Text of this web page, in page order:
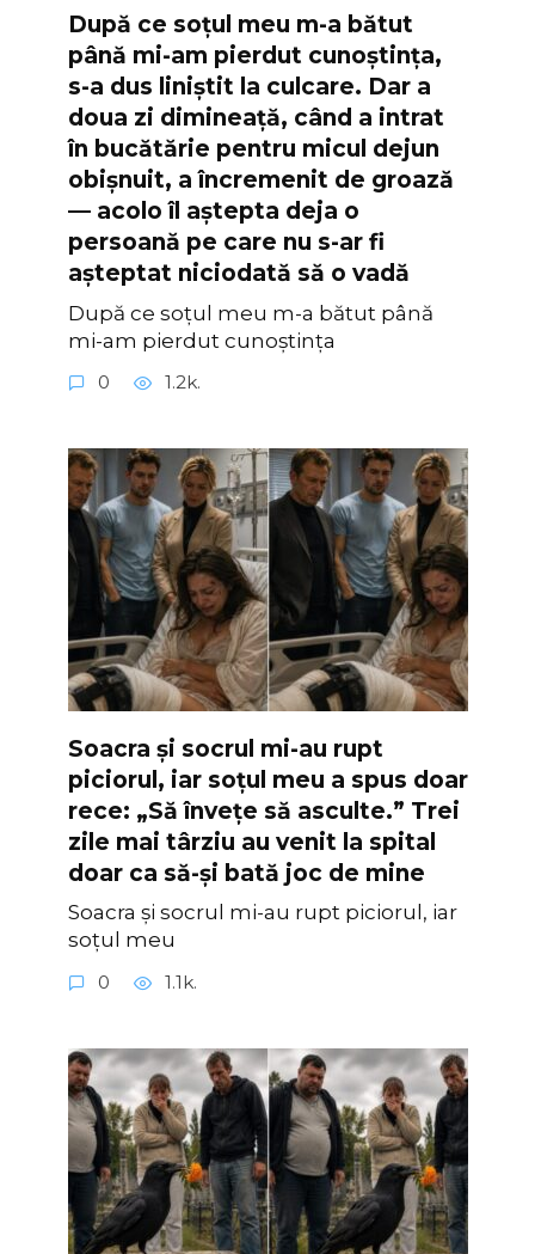
După ce soțul meu m-a bătut
până mi-am pierdut cunoștința,
s-a dus liniștit la culcare. Dar a
doua zi dimineață, când a intrat
în bucătărie pentru micul dejun
obișnuit, a încremenit de groază
— acolo îl aștepta deja o
persoană pe care nu s-ar fi
așteptat niciodată să o vadă
După ce soțul meu m-a bătut până
mi-am pierdut cunoștința
0 1.2k.
Soacra și socrul mi-au rupt
piciorul, iar soțul meu a spus doar
rece: „Să învețe să asculte.” Trei
zile mai târziu au venit la spital
doar ca să-și bată joc de mine
Soacra și socrul mi-au rupt piciorul, iar
soțul meu
0 1.1k.